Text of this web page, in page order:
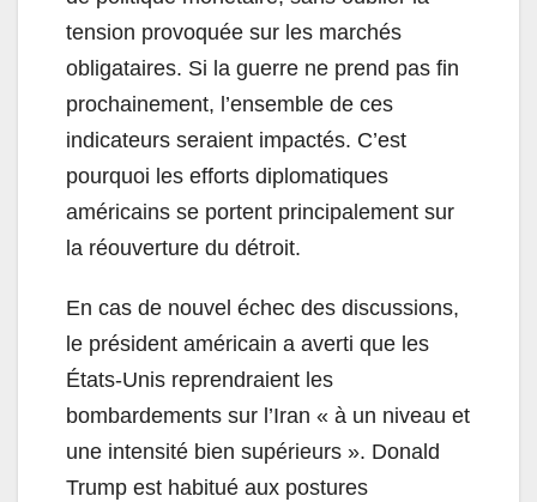
tension provoquée sur les marchés
obligataires. Si la guerre ne prend pas fin
prochainement, l’ensemble de ces
indicateurs seraient impactés. C’est
pourquoi les efforts diplomatiques
américains se portent principalement sur
la réouverture du détroit.
En cas de nouvel échec des discussions,
le président américain a averti que les
États-Unis reprendraient les
bombardements sur l’Iran « à un niveau et
une intensité bien supérieurs ». Donald
Trump est habitué aux postures